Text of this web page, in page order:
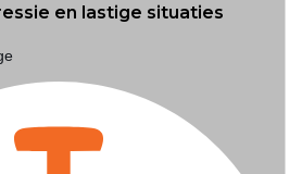
en lastige situaties